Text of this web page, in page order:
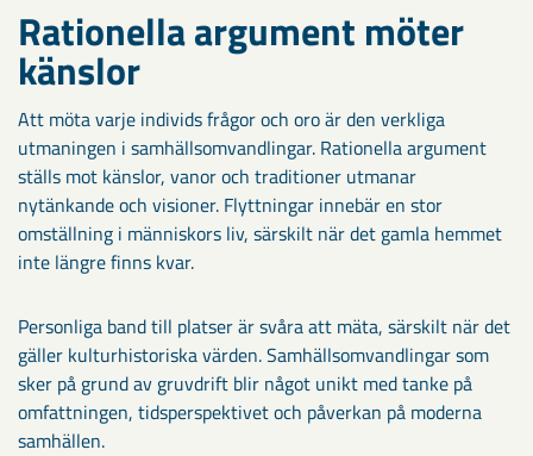
Rationella argument möter
känslor
Att möta varje individs frågor och oro är den verkliga
utmaningen i samhällsomvandlingar. Rationella argument
ställs mot känslor, vanor och traditioner utmanar
nytänkande och visioner. Flyttningar innebär en stor
omställning i människors liv, särskilt när det gamla hemmet
inte längre finns kvar.
Personliga band till platser är svåra att mäta, särskilt när det
gäller kulturhistoriska värden. Samhällsomvandlingar som
sker på grund av gruvdrift blir något unikt med tanke på
omfattningen, tidsperspektivet och påverkan på moderna
samhällen.